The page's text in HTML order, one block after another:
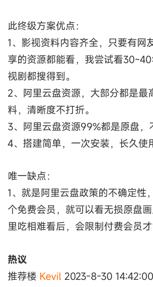
此终级方案优点：
1、影视资料内容齐全，只要有网
享的资源都能看，我尝试看
视剧都搜得到。
2、阿里云盘资源，大部分都是最
料，清晰度不打折。
3、阿里云盘资源99%都是原盘，
4、搭建简单，一次安装，长久使
唯一缺点：
1、就是阿里云盘政策的不确定性
个免费会员，就可以看无损原盘
里吃相难看后，会限制付费会员才
热议
推荐楼 Kevil 2023-8-30 14:42:00